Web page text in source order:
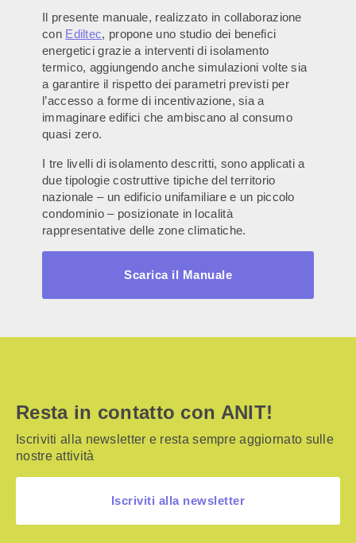
Il presente manuale, realizzato in collaborazione
con Ediltec, propone uno studio dei benefici
energetici grazie a interventi di isolamento
termico, aggiungendo anche simulazioni volte sia
a garantire il rispetto dei parametri previsti per
l’accesso a forme di incentivazione, sia a
immaginare edifici che ambiscano al consumo
quasi zero.
I tre livelli di isolamento descritti, sono applicati a
due tipologie costruttive tipiche del territorio
nazionale – un edificio unifamiliare e un piccolo
condominio – posizionate in località
rappresentative delle zone climatiche.
Scarica il Manuale
Resta in contatto con ANIT!
Iscriviti alla newsletter e resta sempre aggiornato sulle
nostre attività
Iscriviti alla newsletter